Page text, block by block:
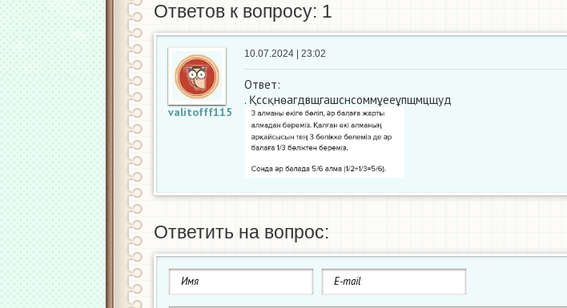
Ответов к вопросу: 1
valitofff115
10.07.2024 | 23:02
Ответ:
. Қссқнөагдвщгашснсоммұееұпщмцщуд
Ответить на вопрос: